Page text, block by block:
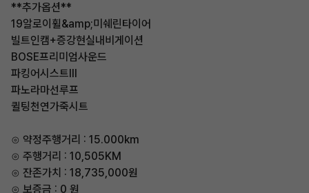
**추가옵션**
19알로이휠&amp;미쉐린타이어
빌트인캠+증강현실내비게이션
BOSE프리미엄사운드
파킹어시스트Ⅲ
파노라마선루프
퀼팅천연가죽시트
⊙ 약정주행거리 : 15.000km
⊙ 주행거리 : 10,505KM
⊙ 잔존가치 : 18,735,000원
⊙ 보증금 : 0 원